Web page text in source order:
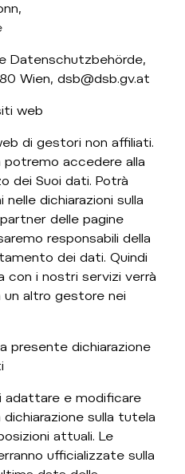
Datenschutzbehörde,
Wien, dsb@dsb.gv.at
web
di gestori non affiliati.
potremo accedere alla
dei Suoi dati. Potrà
dichiarazioni sulla
delle pagine
responsabili della
dei dati. Quindi
con i nostri servizi verrà
altro gestore nei
presente dichiarazione
adattare e modificare
sulla tutela
attuali. Le
ufficializzate sulla